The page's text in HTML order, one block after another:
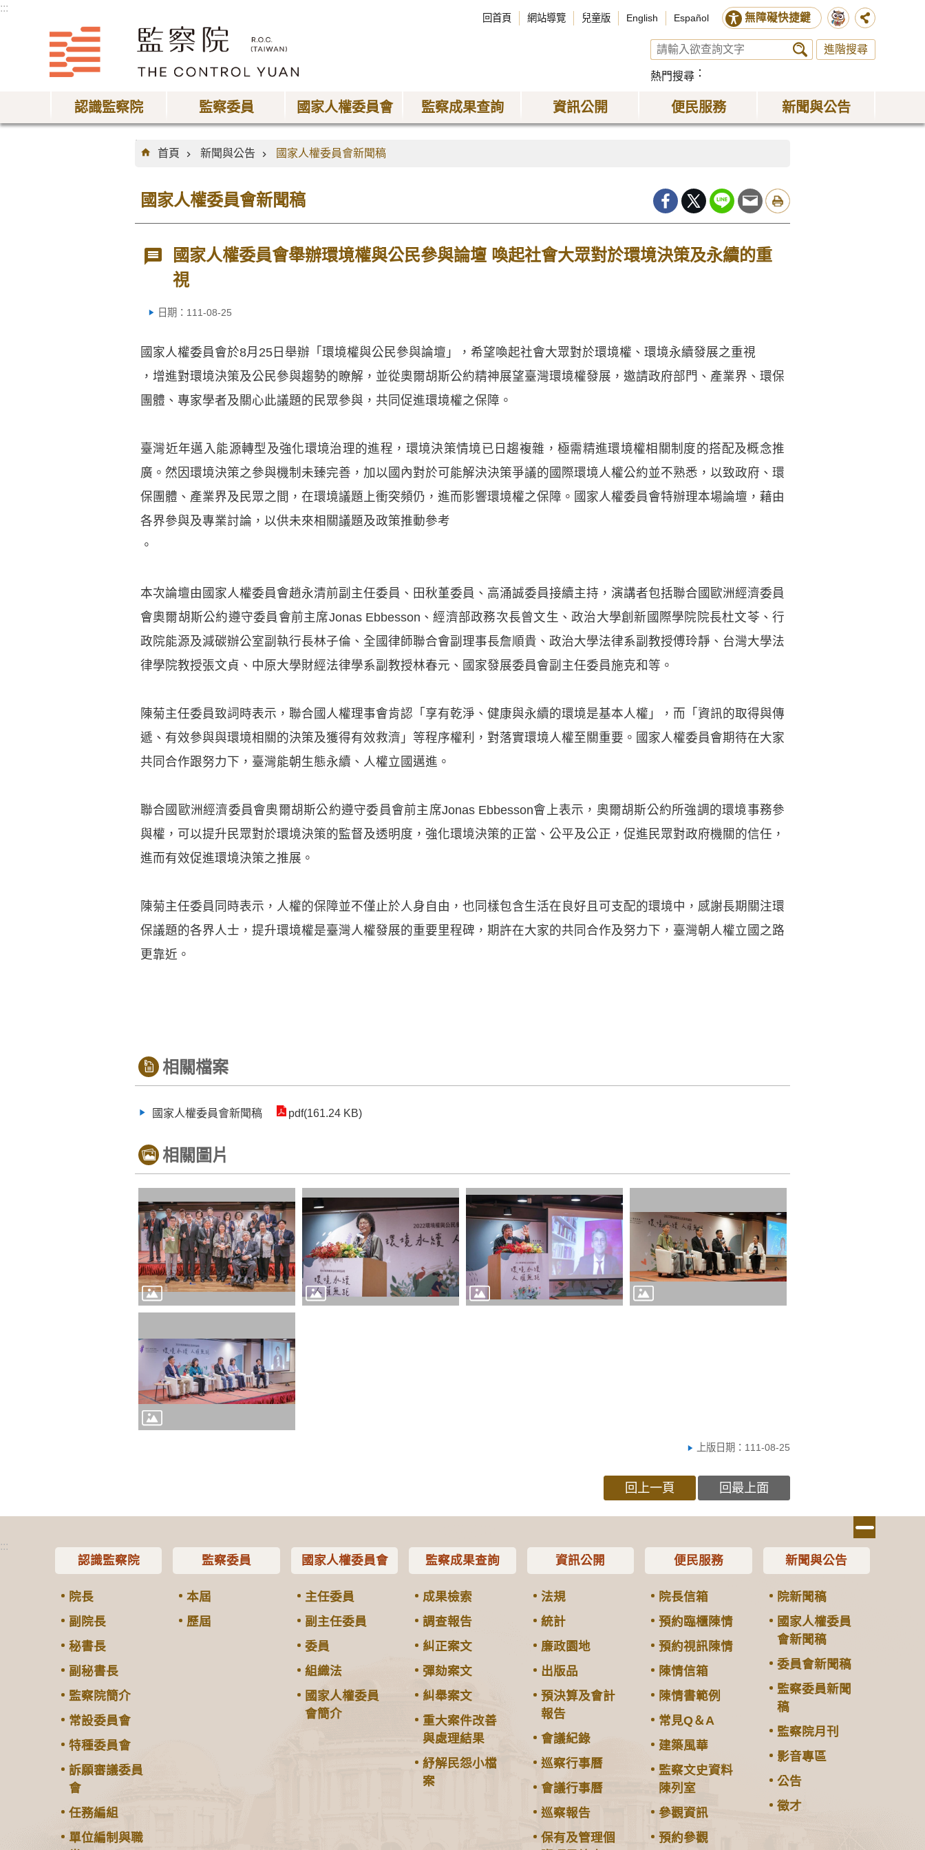
:::
回首頁 網站導覽 兒童版 English Español 無障礙快捷鍵
進階搜尋
熱門搜尋
認識監察院 監察委員 國家人權委員會 監察成果查詢 資訊公開 便民服務 新聞與公告
:::
首頁
新聞與公告 國家人權委員會新聞稿
國家人權委員會新聞稿
國家人權委員會舉辦環境權與公民參與論壇 喚起社會大眾對於環境決策及永續的重
視
日期：111-08-25
國家人權委員會於8月25日舉辦「環境權與公民參與論壇」，希望喚起社會大眾對於環境權、環境永續發展之重視
，增進對環境決策及公民參與趨勢的瞭解，並從奧爾胡斯公約精神展望臺灣環境權發展，邀請政府部門、產業界、環保
團體、專家學者及關心此議題的民眾參與，共同促進環境權之保障。
臺灣近年邁入能源轉型及強化環境治理的進程，環境決策情境已日趨複雜，極需精進環境權相關制度的搭配及概念推
廣。然因環境決策之參與機制未臻完善，加以國內對於可能解決決策爭議的國際環境人權公約並不熟悉，以致政府、環
保團體、產業界及民眾之間，在環境議題上衝突頻仍，進而影響環境權之保障。國家人權委員會特辦理本場論壇，藉由
各界參與及專業討論，以供未來相關議題及政策推動參考
。
本次論壇由國家人權委員會趙永清前副主任委員、田秋堇委員、高涌誠委員接續主持，演講者包括聯合國歐洲經濟委員
會奧爾胡斯公約遵守委員會前主席Jonas Ebbesson、經濟部政務次長曾文生、政治大學創新國際學院院長杜文苓、行
政院能源及減碳辦公室副執行長林子倫、全國律師聯合會副理事長詹順貴、政治大學法律系副教授傅玲靜、台灣大學法
律學院教授張文貞、中原大學財經法律學系副教授林春元、國家發展委員會副主任委員施克和等。
陳菊主任委員致詞時表示，聯合國人權理事會肯認「享有乾淨、健康與永續的環境是基本人權」，而「資訊的取得與傳
遞、有效參與與環境相關的決策及獲得有效救濟」等程序權利，對落實環境人權至關重要。國家人權委員會期待在大家
共同合作跟努力下，臺灣能朝生態永續、人權立國邁進。
聯合國歐洲經濟委員會奧爾胡斯公約遵守委員會前主席Jonas Ebbesson會上表示，奧爾胡斯公約所強調的環境事務參
與權，可以提升民眾對於環境決策的監督及透明度，強化環境決策的正當、公平及公正，促進民眾對政府機關的信任，
進而有效促進環境決策之推展。
陳菊主任委員同時表示，人權的保障並不僅止於人身自由，也同樣包含生活在良好且可支配的環境中，感謝長期關注環
保議題的各界人士，提升環境權是臺灣人權發展的重要里程碑，期許在大家的共同合作及努力下，臺灣朝人權立國之路
更靠近。
相關檔案
國家人權委員會新聞稿 pdf(161.24 KB)
相關圖片
上版日期：111-08-25
回上一頁 回最上面
:::
認識監察院
院長
副院長
秘書長
副秘書長
監察院簡介
常設委員會
特種委員會
訴願審議委員
會
任務編組
單位編制與職
監察委員
本屆
歷屆
國家人權委員會
主任委員
副主任委員
委員
組織法
國家人權委員
會簡介
監察成果查詢
成果檢索
調查報告
糾正案文
彈劾案文
糾舉案文
重大案件改善
與處理結果
紓解民怨小檔
案
資訊公開
法規
統計
廉政園地
出版品
預決算及會計
報告
會議紀錄
巡察行事曆
會議行事曆
巡察報告
保有及管理個
便民服務
院長信箱
預約臨櫃陳情
預約視訊陳情
陳情信箱
陳情書範例
常見Q＆A
建築風華
監察文史資料
陳列室
參觀資訊
預約參觀
新聞與公告
院新聞稿
國家人權委員
會新聞稿
委員會新聞稿
監察委員新聞
稿
監察院月刊
影音專區
公告
徵才